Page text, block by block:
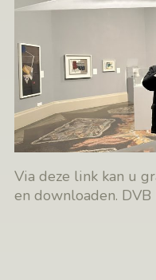
Via deze link kan u
en downloaden.